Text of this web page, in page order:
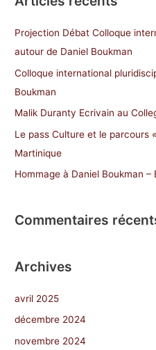
h
r
:
Projection Débat Colloque
autour de Daniel Boukman
Colloque international
Boukman
Malik Duranty Ecrivain au
Le pass Culture et le parcours
Martinique
Hommage à Daniel Boukman –
Commentaires
Archives
avril 2025
décembre 2024
novembre 2024